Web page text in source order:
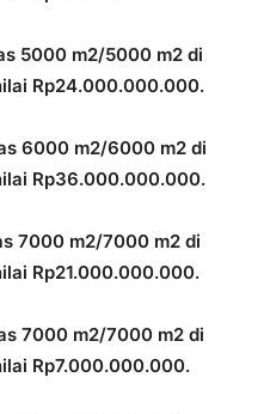
5000 m2/5000 m2 di
Rp24.000.000.000.
6000 m2/6000 m2 di
Rp36.000.000.000.
7000 m2/7000 m2 di
Rp21.000.000.000.
7000 m2/7000 m2 di
Rp7.000.000.000.